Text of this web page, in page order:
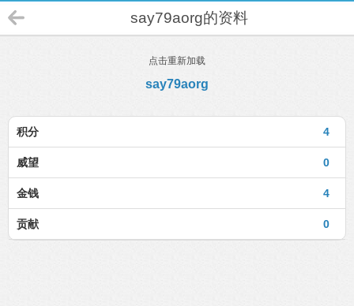
say79aorg的资料
点击重新加载
say79aorg
4
积分
0
威望
4
金钱
0
贡献